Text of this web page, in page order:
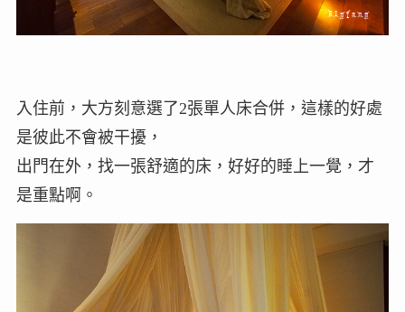
入住前，大方刻意選了2張單人床合併，這樣的好處
是彼此不會被干擾，
出門在外，找一張舒適的床，好好的睡上一覺，才
是重點啊。